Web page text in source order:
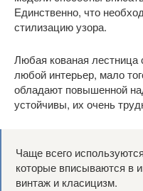
Единственно, что
стилизацию узора.
Любая кованая лестница
любой интерьер, мало
обладают повышенной
устойчивы, их очень
Чаще всего
которые вписываются в
винтаж и класицизм.